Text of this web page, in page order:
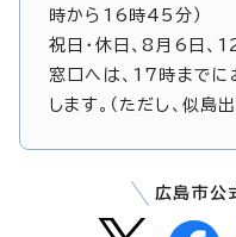
時から16時45分）
祝日・休日、8月6日
窓口へは、17時までに
します。（ただし、似
広島市公